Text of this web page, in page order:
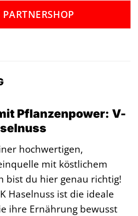
Pflanzenpower: V-
hochwertigen,
mit köstlichem
bist du hier genau richtig!
Haselnuss ist die ideale
ihre Ernährung bewusst